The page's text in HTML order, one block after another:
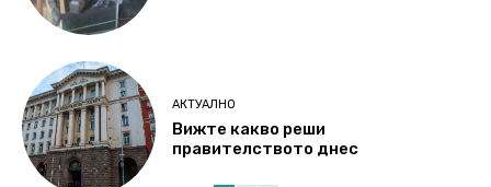
АКТУАЛНО
Вижте какво реши
правителството днес